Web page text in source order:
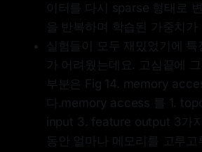
이터를 다시 sparse 형태로
을 반복하며 학습된 가중치
실험들이 모두 재밌었기에 특
가 어려웠는데요. 고심끝에
부분은 Fig 14. memory
다.memory access 를 1.
input 3. feature output 3가
동안 얼마나 메모리를 고루고